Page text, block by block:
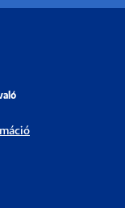
Pál utca. 4.
72/501-500
30/787-2913